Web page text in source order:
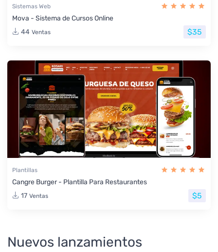
Sistemas Web
Mova - Sistema de Cursos Online
44 Ventas $35
Plantillas
Cangre Burger - Plantilla Para Restaurantes
17 Ventas $5
Nuevos lanzamientos